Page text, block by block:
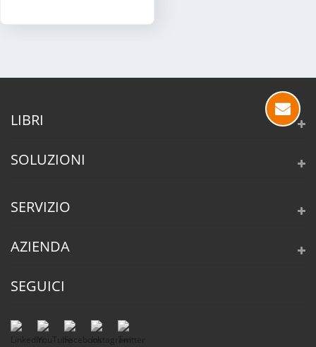
LIBRI
SOLUZIONI
SERVIZIO
AZIENDA
SEGUICI